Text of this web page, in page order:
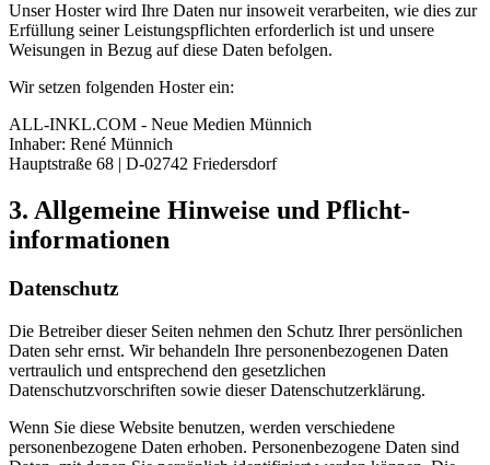
Unser Hoster wird Ihre Daten nur insoweit verarbeiten, wie dies zur
Erfüllung seiner Leistungspflichten erforderlich ist und unsere
Weisungen in Bezug auf diese Daten befolgen.
Wir setzen folgenden Hoster ein:
ALL-INKL.COM - Neue Medien Münnich
Inhaber: René Münnich
Hauptstraße 68 | D-02742 Friedersdorf
3. Allgemeine Hinweise und Pflicht­
informationen
Datenschutz
Die Betreiber dieser Seiten nehmen den Schutz Ihrer persönlichen
Daten sehr ernst. Wir behandeln Ihre personenbezogenen Daten
vertraulich und entsprechend den gesetzlichen
Datenschutzvorschriften sowie dieser Datenschutzerklärung.
Wenn Sie diese Website benutzen, werden verschiedene
personenbezogene Daten erhoben. Personenbezogene Daten sind